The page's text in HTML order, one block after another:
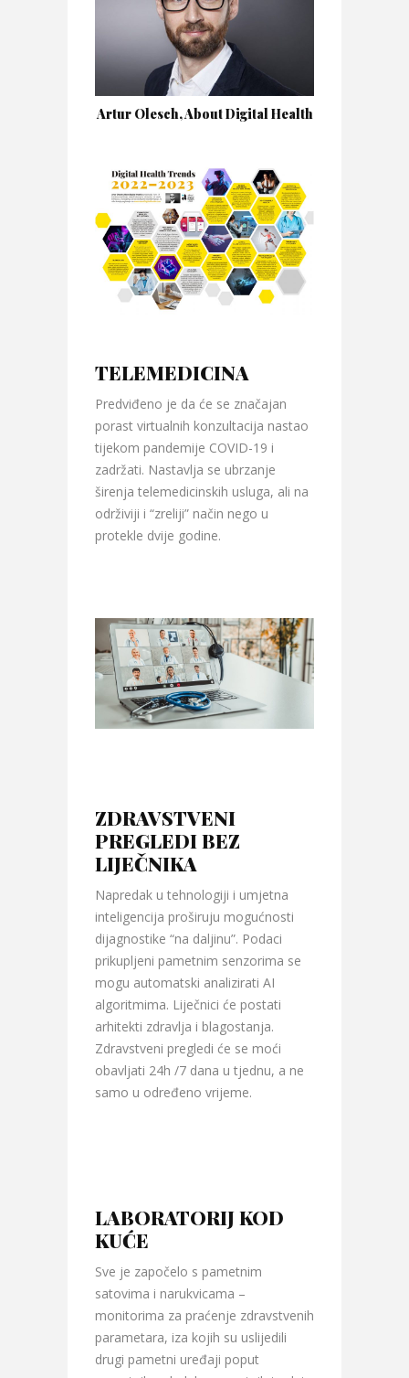
Artur Olesch, About Digital Health
TELEMEDICINA
Predviđeno je da će se značajan
porast virtualnih konzultacija nastao
tijekom pandemije COVID-19 i
zadržati. Nastavlja se ubrzanje
širenja telemedicinskih usluga, ali na
održiviji i “zreliji” način nego u
protekle dvije godine.
ZDRAVSTVENI
PREGLEDI BEZ
LIJEČNIKA
Napredak u tehnologiji i umjetna
inteligencija proširuju mogućnosti
dijagnostike “na daljinu”. Podaci
prikupljeni pametnim senzorima se
mogu automatski analizirati AI
algoritmima. Liječnici će postati
arhitekti zdravlja i blagostanja.
Zdravstveni pregledi će se moći
obavljati 24h /7 dana u tjednu, a ne
samo u određeno vrijeme.
LABORATORIJ KOD
KUĆE
Sve je započelo s pametnim
satovima i narukvicama –
monitorima za praćenje zdravstvenih
parametara, iza kojih su uslijedili
drugi pametni uređaji poput